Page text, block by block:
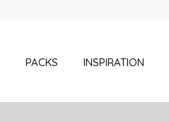
PACKS INSPIRATION